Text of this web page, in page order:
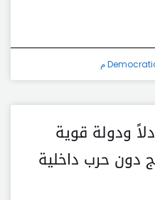
ودولة قوية
دون حرب داخلية